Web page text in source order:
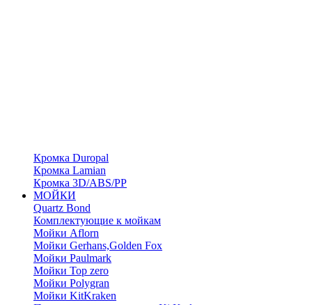
Кромка Duropal
Кромка Lamian
Кромка 3D/ABS/PP
МОЙКИ
Quartz Bond
Комплектующие к мойкам
Мойки Aflorn
Мойки Gerhans,Golden Fox
Мойки Paulmark
Мойки Top zero
Мойки Polygran
Мойки KitKraken